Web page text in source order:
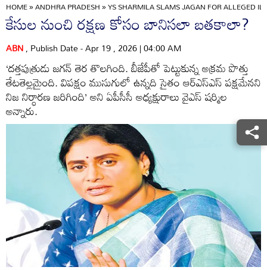
HOME»ANDHRA PRADESH»YS SHARMILA SLAMS JAGAN FOR ALLEGED
కేసుల నుంచి రక్షణ కోసం బానిసలా బతకాలా?
ABN, Publish Date - Apr 19 , 2026 | 04:00 AM
‘దత్తపుత్రుడు జగన్‌ తెర తొలగింది. బీజేపీతో పెట్టుకున్న అక్రమ పొత్తు
తేటతెల్లమైంది. విపక్షం ముసుగులో ఉన్నది సైతం ఆర్‌ఎస్ఎస్‌ పక్షమేనని
నిజ నిర్ధారణ జరిగింది’ అని ఏపీసీసీ అధ్యక్షురాలు వైఎస్‌ షర్మిల
అన్నారు.